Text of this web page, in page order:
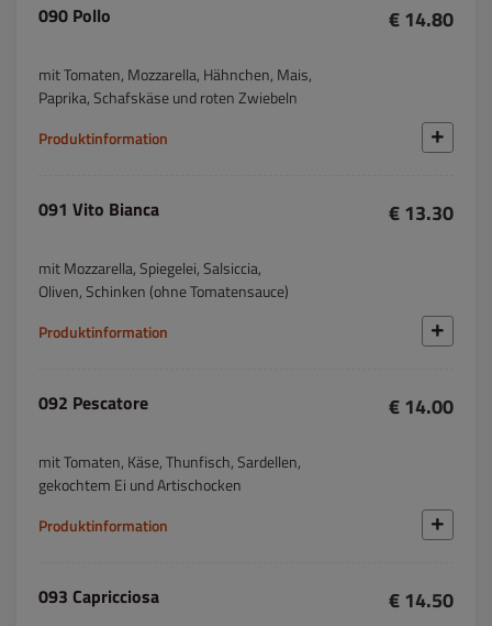
090 Pollo € 14.80
mit Tomaten, Mozzarella, Hähnchen, Mais,
Paprika, Schafskäse und roten Zwiebeln
Produktinformation
091 Vito Bianca € 13.30
mit Mozzarella, Spiegelei, Salsiccia,
Oliven, Schinken (ohne Tomatensauce)
Produktinformation
092 Pescatore € 14.00
mit Tomaten, Käse, Thunfisch, Sardellen,
gekochtem Ei und Artischocken
Produktinformation
093 Capricciosa € 14.50